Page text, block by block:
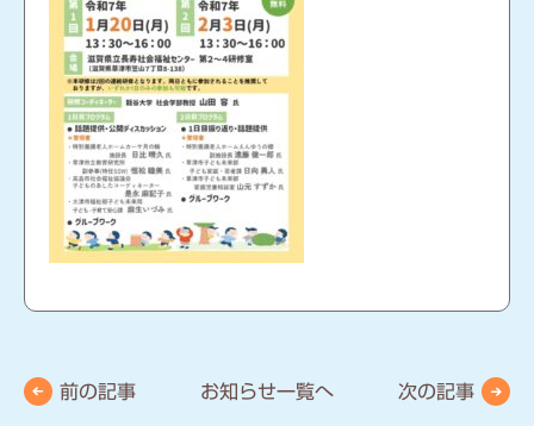
前の記事 お知らせ一覧へ 次の記事